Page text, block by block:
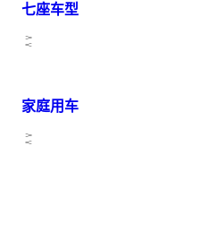
七座车型
家庭用车